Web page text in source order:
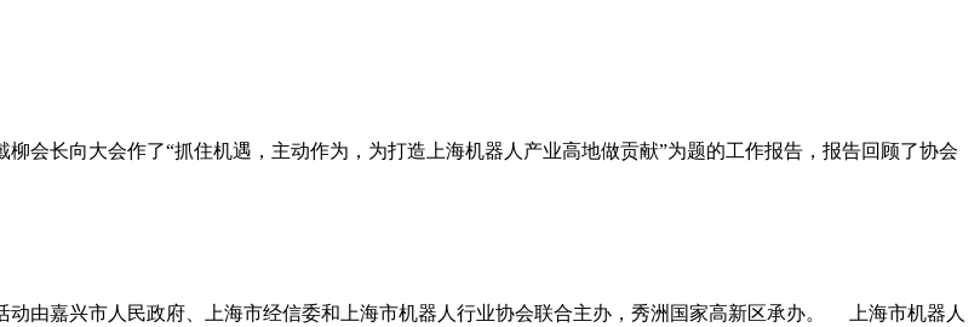
长向大会作了“抓住机遇，主动作为，为打造上海机器人产业高地做贡献”为题的工作报告，报告回顾了协会
由嘉兴市人民政府、上海市经信委和上海市机器人行业协会联合主办，秀洲国家高新区承办。 上海市机器人